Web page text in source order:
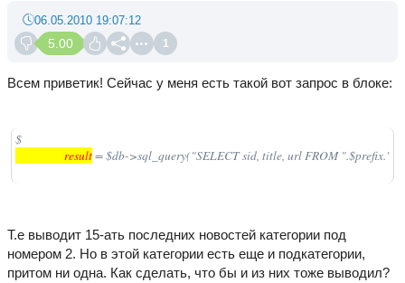
5.00 1
06.05.2010 19:07:12
Всем приветик! Сейчас у меня есть такой вот запрос в блоке:
$
                  result
= $db->sql_query("SELECT sid, title, url FROM
Т.е выводит 15-ать последних новостей категории под
номером 2. Но в этой категории есть еще и подкатегории,
притом ни одна. Как сделать, что бы и из них тоже выводил?